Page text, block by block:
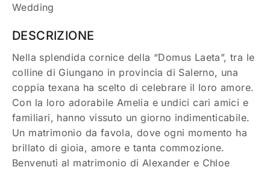
Wedding
DESCRIZIONE
Nella splendida cornice della “Domus Laeta”, tra le
colline di Giungano in provincia di Salerno, una
coppia texana ha scelto di celebrare il loro amore.
Con la loro adorabile Amelia e undici cari amici e
familiari, hanno vissuto un giorno indimenticabile.
Un matrimonio da favola, dove ogni momento ha
brillato di gioia, amore e tanta commozione.
Benvenuti al matrimonio di Alexander e Chloe